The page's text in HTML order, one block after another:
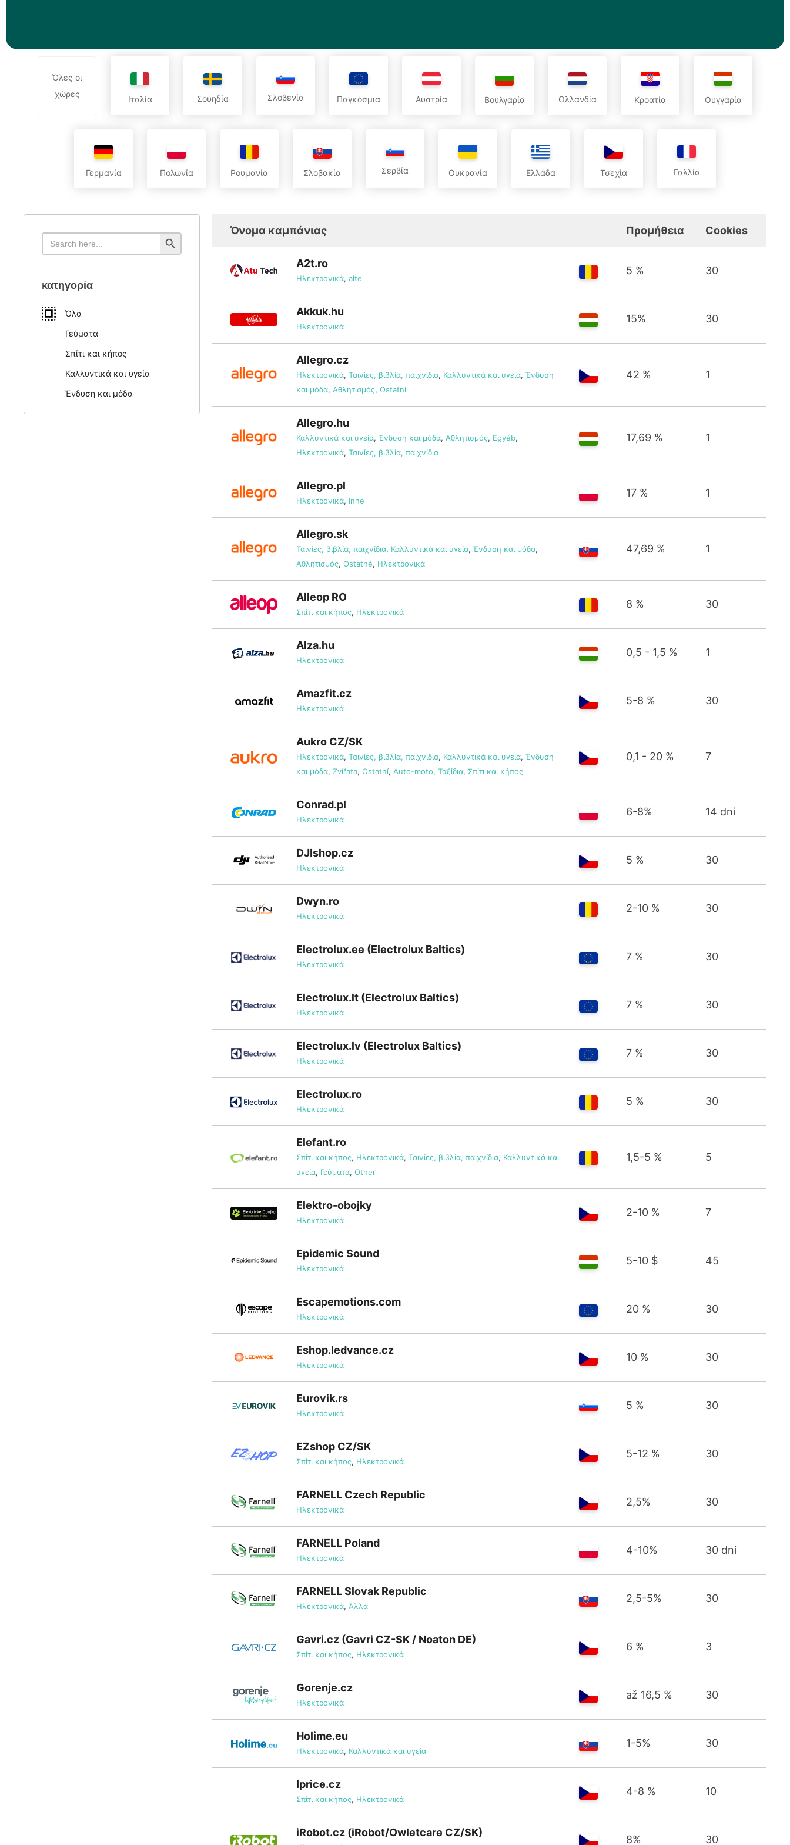
Όλες οι
χώρες
Ιταλία Σουηδία Σλοβενία Παγκόσμια Αυστρία Βουλγαρία Ολλανδία Κροατία Ουγγαρία
Γερμανία Πολωνία Ρουμανία Σλοβακία Σερβία Ουκρανία Ελλάδα Τσεχία Γαλλία
Search
for:
Search Button
κατηγορία
Όλα
Γεύματα
Σπίτι και κήπος
Καλλυντικά και υγεία
Ένδυση και μόδα
Όνομα καμπάνιας Προμήθεια Cookies
A2t.ro
Ηλεκτρονικά, alte
5 % 30
Akkuk.hu
Ηλεκτρονικά
15% 30
Allegro.cz
Ηλεκτρονικά, Ταινίες, βιβλία, παιχνίδια, Καλλυντικά και υγεία, Ένδυση
και μόδα, Αθλητισμός, Ostatní
42 % 1
Allegro.hu
Καλλυντικά και υγεία, Ένδυση και μόδα, Αθλητισμός, Egyéb,
Ηλεκτρονικά, Ταινίες, βιβλία, παιχνίδια
17,69 % 1
Allegro.pl
Ηλεκτρονικά, Inne
17 % 1
Allegro.sk
Ταινίες, βιβλία, παιχνίδια, Καλλυντικά και υγεία, Ένδυση και μόδα,
Αθλητισμός, Ostatné, Ηλεκτρονικά
47,69 % 1
Alleop RO
Σπίτι και κήπος, Ηλεκτρονικά
8 % 30
Alza.hu
Ηλεκτρονικά
0,5 - 1,5 % 1
Amazfit.cz
Ηλεκτρονικά
5-8 % 30
Aukro CZ/SK
Ηλεκτρονικά, Ταινίες, βιβλία, παιχνίδια, Καλλυντικά και υγεία, Ένδυση
και μόδα, Zvířata, Ostatní, Auto-moto, Ταξίδια, Σπίτι και κήπος
0,1 - 20 % 7
Conrad.pl
Ηλεκτρονικά
6-8% 14 dni
DJIshop.cz
Ηλεκτρονικά
5 % 30
Dwyn.ro
Ηλεκτρονικά
2-10 % 30
Electrolux.ee (Electrolux Baltics)
Ηλεκτρονικά
7 % 30
Electrolux.lt (Electrolux Baltics)
Ηλεκτρονικά
7 % 30
Electrolux.lv (Electrolux Baltics)
Ηλεκτρονικά
7 % 30
Electrolux.ro
Ηλεκτρονικά
5 % 30
Elefant.ro
Σπίτι και κήπος, Ηλεκτρονικά, Ταινίες, βιβλία, παιχνίδια, Καλλυντικά και
υγεία, Γεύματα, Other
1,5-5 % 5
Elektro-obojky
Ηλεκτρονικά
2-10 % 7
Epidemic Sound
Ηλεκτρονικά
5-10 $ 45
Escapemotions.com
Ηλεκτρονικά
20 % 30
Eshop.ledvance.cz
Ηλεκτρονικά
10 % 30
Eurovik.rs
Ηλεκτρονικά
5 % 30
EZshop CZ/SK
Σπίτι και κήπος, Ηλεκτρονικά
5-12 % 30
FARNELL Czech Republic
Ηλεκτρονικά
2,5% 30
FARNELL Poland
Ηλεκτρονικά
4-10% 30 dni
FARNELL Slovak Republic
Ηλεκτρονικά, Άλλα
2,5-5% 30
Gavri.cz (Gavri CZ-SK / Noaton DE)
Σπίτι και κήπος, Ηλεκτρονικά
6 % 3
Gorenje.cz
Ηλεκτρονικά
až 16,5 % 30
Holime.eu
Ηλεκτρονικά, Καλλυντικά και υγεία
1-5% 30
Iprice.cz
Σπίτι και κήπος, Ηλεκτρονικά
4-8 % 10
iRobot.cz (iRobot/Owletcare CZ/SK)
8% 30